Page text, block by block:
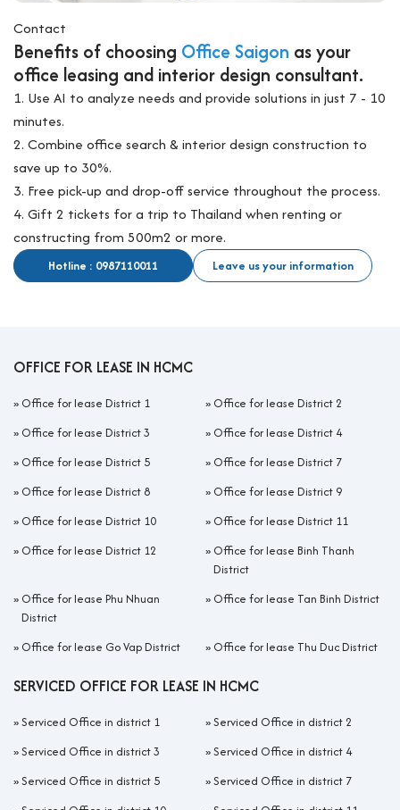
Contact
Benefits of choosing Office Saigon as your
office leasing and interior design consultant.
1. Use AI to analyze needs and provide solutions in just 7 - 10
minutes.
2. Combine office search & interior design construction to
save up to 30%.
3. Free pick-up and drop-off service throughout the process.
4. Gift 2 tickets for a trip to Thailand when renting or
constructing from 500m2 or more.
Hotline : 0987110011 Leave us your information
OFFICE FOR LEASE IN HCMC
» Office for lease District 1 » Office for lease District 2
» Office for lease District 3 » Office for lease District 4
» Office for lease District 5 » Office for lease District 7
» Office for lease District 8 » Office for lease District 9
» Office for lease District 10 » Office for lease District 11
» Office for lease District 12 » Office for lease Binh Thanh
District
» Office for lease Phu Nhuan
District
» Office for lease Tan Binh District
» Office for lease Go Vap District » Office for lease Thu Duc District
SERVICED OFFICE FOR LEASE IN HCMC
»Serviced Office in district 1 »Serviced Office in district 2
»Serviced Office in district 3 »Serviced Office in district 4
»Serviced Office in district 5 »Serviced Office in district 7